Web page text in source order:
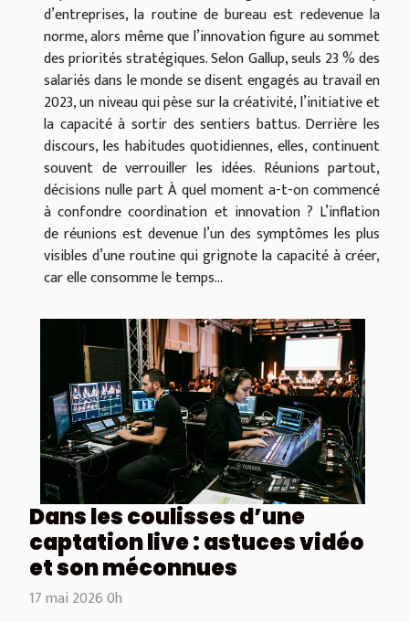
d’entreprises, la routine de bureau est redevenue la
norme, alors même que l’innovation figure au sommet
des priorités stratégiques. Selon Gallup, seuls 23 % des
salariés dans le monde se disent engagés au travail en
2023, un niveau qui pèse sur la créativité, l’initiative et
la capacité à sortir des sentiers battus. Derrière les
discours, les habitudes quotidiennes, elles, continuent
souvent de verrouiller les idées. Réunions partout,
décisions nulle part À quel moment a-t-on commencé
à confondre coordination et innovation ? L’inflation
de réunions est devenue l’un des symptômes les plus
visibles d’une routine qui grignote la capacité à créer,
car elle consomme le temps...
Dans les coulisses d’une
captation live : astuces vidéo
et son méconnues
17 mai 2026 0h